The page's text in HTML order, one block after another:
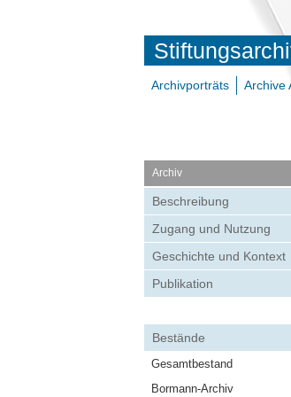
Archivporträts Archive
Archiv
Beschreibung
Zugang und Nutzung
Geschichte und Kontext
Publikation
Bestände
Gesamtbestand
Bormann-Archiv